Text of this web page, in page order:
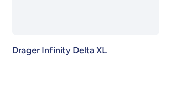
Drager Infinity Delta XL